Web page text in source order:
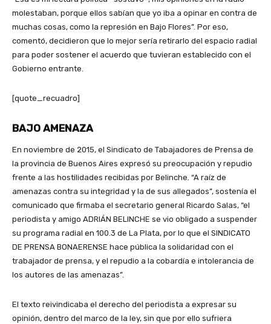
molestaban, porque ellos sabían que yo iba a opinar en contra de
muchas cosas, como la represión en Bajo Flores”. Por eso,
comentó, decidieron que lo mejor sería retirarlo del espacio radial
para poder sostener el acuerdo que tuvieran establecido con el
Gobierno entrante.
[quote_recuadro]
BAJO AMENAZA
En noviembre de 2015, el Sindicato de Tabajadores de Prensa de
la provincia de Buenos Aires expresó su preocupación y repudio
frente a las hostilidades recibidas por Belinche. “A raíz de
amenazas contra su integridad y la de sus allegados”, sostenía el
comunicado que firmaba el secretario general Ricardo Salas, “el
periodista y amigo ADRIÁN BELINCHE se vio obligado a suspender
su programa radial en 100.3 de La Plata, por lo que el SINDICATO
DE PRENSA BONAERENSE hace pública la solidaridad con el
trabajador de prensa, y el repudio a la cobardía e intolerancia de
los autores de las amenazas”.
El texto reivindicaba el derecho del periodista a expresar su
opinión, dentro del marco de la ley, sin que por ello sufriera